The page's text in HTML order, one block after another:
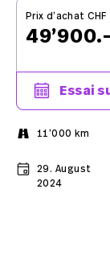
Prix d’achat CHF
Essai
11’000 km
29. August
2024